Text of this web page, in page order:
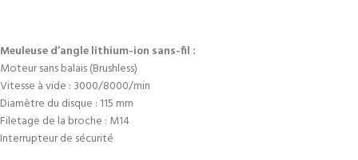
Meuleuse d’angle lithium-ion sans-fil :
Moteur sans balais (Brushless)
Vitesse à vide : 3000/8000/min
Diamètre du disque : 115 mm
Filetage de la broche : M14
Interrupteur de sécurité